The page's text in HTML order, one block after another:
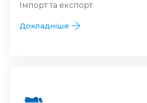
Імпорт та експорт
Докладніше